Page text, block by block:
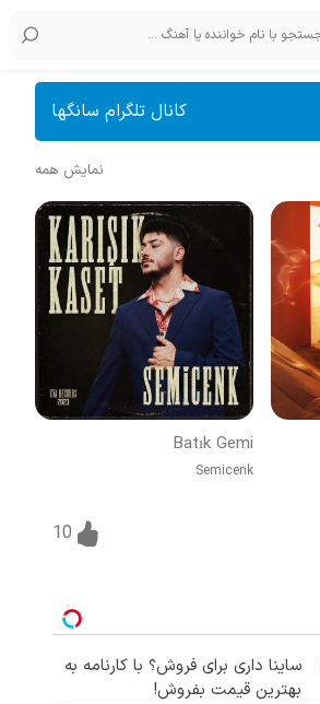
کانال تلگرام سانگها
نمایش همه
Batık Gemi
Semicenk
10
ساینا داری برای فروش؟ با کارنامه به
بهترین قیمت بفروش!